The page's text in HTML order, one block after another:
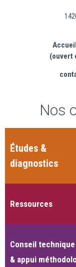
(ouvert
Nos
Études &
diagnostics
Ressources
Conseil technique
& appui